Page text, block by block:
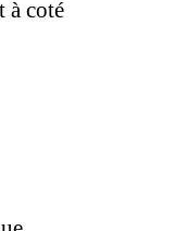
à coté